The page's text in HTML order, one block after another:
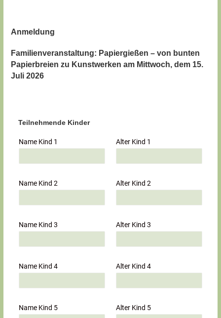
Anmeldung
Familienveranstaltung: Papiergießen – von bunten
Papierbreien zu Kunstwerken am Mittwoch, dem 15.
Juli 2026
Teilnehmende Kinder
Name Kind 1 Alter Kind 1
Name Kind 2 Alter Kind 2
Name Kind 3 Alter Kind 3
Name Kind 4 Alter Kind 4
Name Kind 5 Alter Kind 5